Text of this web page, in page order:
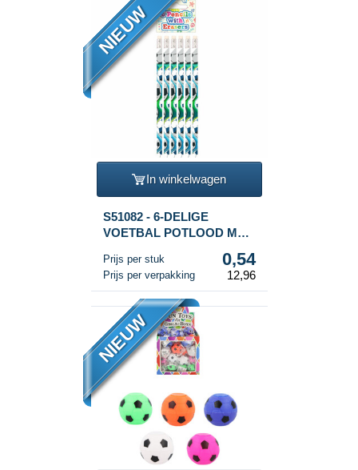
NIEUW
In winkelwagen
S51082 - 6-DELIGE
VOETBAL POTLOOD MET
(24SETS.)
Prijs per stuk 0,54
Prijs per verpakking 12,96
NIEUW